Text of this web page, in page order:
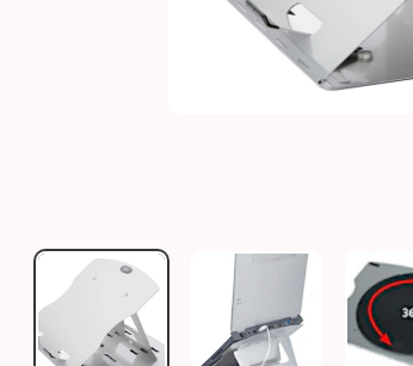
LAPTOPSTÄNDER TURN-O-FLEX
LAPTOPSTÄNDER